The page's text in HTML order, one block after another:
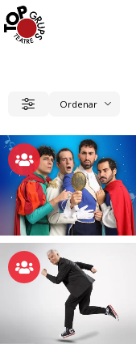
FiltrarOrdenar